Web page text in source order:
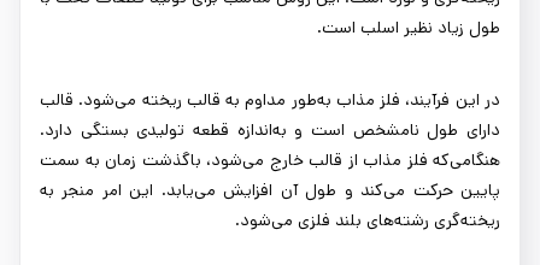
طول زیاد نظیر اسلب است.
در این فرآیند، فلز مذاب به‌طور مداوم به قالب ریخته می‌شود. قالب
دارای طول نامشخص است و به‌اندازه قطعه تولیدی بستگی دارد.
هنگامی‌که فلز مذاب از قالب خارج می‌شود، باگذشت زمان به سمت
پایین حرکت می‌کند و طول آن افزایش می‌یابد. این امر منجر به
ریخته‌گری رشته‌های بلند فلزی می‌شود.